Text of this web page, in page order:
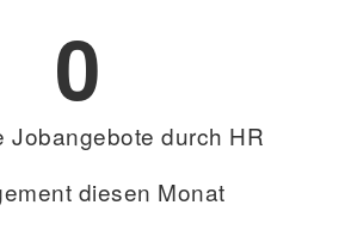
0
Jobangebote durch HR
diesen Monat